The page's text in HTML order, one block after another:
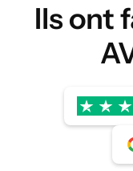
Ils ont